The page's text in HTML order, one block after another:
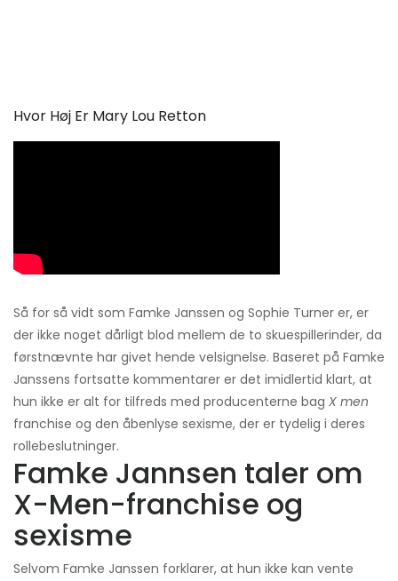
Hvor Høj Er Mary Lou Retton
Så for så vidt som Famke Janssen og Sophie Turner er, er
der ikke noget dårligt blod mellem de to skuespillerinder, da
førstnævnte har givet hende velsignelse. Baseret på Famke
Janssens fortsatte kommentarer er det imidlertid klart, at
hun ikke er alt for tilfreds med producenterne bag X men
franchise og den åbenlyse sexisme, der er tydelig i deres
rollebeslutninger.
Famke Jannsen taler om
X-Men-franchise og
sexisme
Selvom Famke Janssen forklarer, at hun ikke kan vente